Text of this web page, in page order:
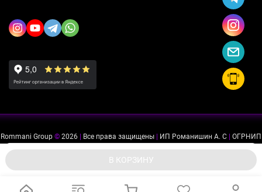
В КОРЗИНУ
Rommani Group © 2026 Все права защищены ИП Романишин А. С
ОГРНИП